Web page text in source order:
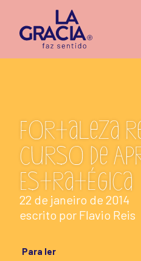
Fortaleza
curso de
Estratégica
22 de janeiro de 2014
escrito por Flavio Reis
Para ler